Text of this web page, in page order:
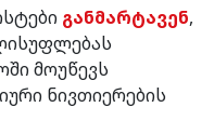
განმარტავენ,
მოუწევს
ნივთიერების